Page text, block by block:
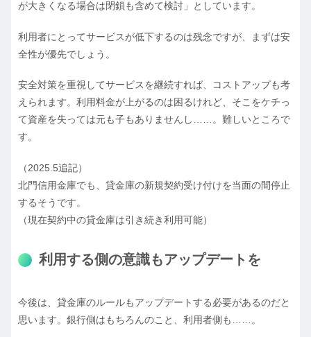
が大きくなる場合は閉鎖も含めて検討」としています。
利用者にとってサービスが低下するのは残念ですが、まずは安
全性が優先でしょう。
安全対策を重視してサービスを継続すれば、コストアップも考
えられます。利用料金が上がるのは困るけれど、そこをケチっ
て資産を失っては元も子もありませんし……。難しいところで
す。
（2025.5追記）
北門信用金庫でも、貸金庫の新規契約受け付けを当面の間停止
するそうです。
（現在契約中の貸金庫は引き続き利用可能）
利用する側の意識もアップデートを
今後は、貸金庫のルールもアップデートする必要があるのだと
思います。銀行側はもちろんのこと、利用者側も……。